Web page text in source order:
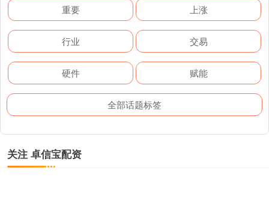
重要 上涨
行业 交易
硬件 赋能
全部话题标签
关注 卓信宝配资